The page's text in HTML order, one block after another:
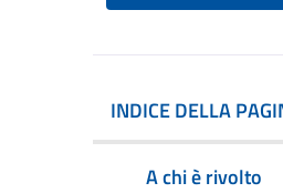
INDICE DELLA
A chi è rivolto